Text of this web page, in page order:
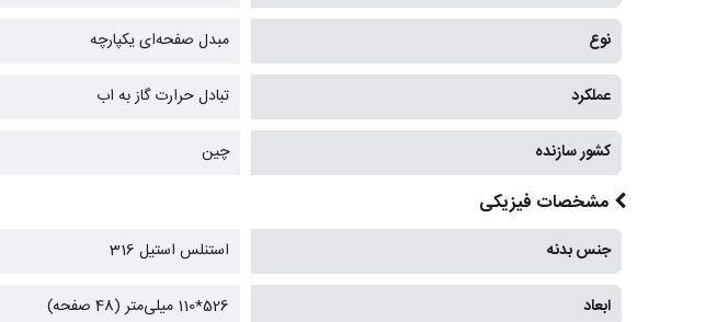
نوع مبدل صفحه‌ای یکپارچه
عملکرد تبادل حرارت گاز به اب
کشور سازنده چین
مشخصات فیزیکی
جنس بدنه استنلس استیل 316
ابعاد 526*110 میلی‌متر (48 صفحه)